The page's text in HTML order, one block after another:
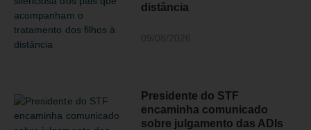
distância
Presidente do STF
encaminha comunicado
sobre julgamento das ADIs